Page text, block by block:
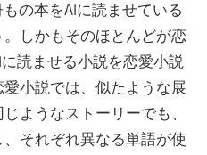
の本をAIに読ませている
。しかもそのほとんどが恋
読ませる小説を恋愛小説
小説では、似たような展
ようなストーリーでも、
それぞれ異なる単語が使